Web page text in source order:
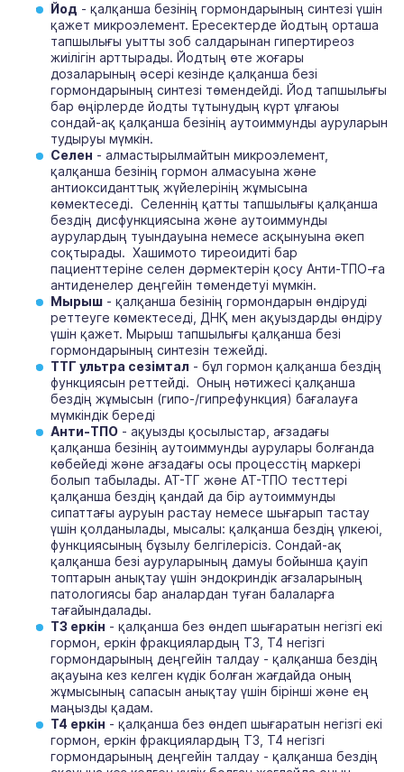
Йод - қалқанша безінің гормондарының синтезі үшін
қажет микроэлемент. Ересектерде йодтың орташа
тапшылығы уытты зоб салдарынан гипертиреоз
жиілігін арттырады. Йодтың өте жоғары
дозаларының әсері кезінде қалқанша безі
гормондарының синтезі төмендейді. Йод тапшылығы
бар өңірлерде йодты тұтынудың күрт ұлғаюы
сондай-ақ қалқанша безінің аутоиммунды ауруларын
тудыруы мүмкін.
Селен - алмастырылмайтын микроэлемент,
қалқанша безінің гормон алмасуына және
антиоксиданттық жүйелерінің жұмысына
көмектеседі. Селеннің қатты тапшылығы қалқанша
бездің дисфункциясына және аутоиммунды
аурулардың туындауына немесе асқынуына әкеп
соқтырады. Хашимото тиреоидиті бар
пациенттеріне селен дәрмектерін қосу Анти-ТПО-ға
антиденелер деңгейін төмендетуі мүмкін.
Мырыш - қалқанша безінің гормондарын өндіруді
реттеуге көмектеседі, ДНҚ мен ақуыздарды өндіру
үшін қажет. Мырыш тапшылығы қалқанша безі
гормондарының синтезін тежейді.
ТТГ ультра сезімтал - бұл гормон қалқанша бездің
функциясын реттейді. Оның нәтижесі қалқанша
бездің жұмысын (гипо-/гипрефункция) бағалауға
мүмкіндік береді
Анти-ТПО - ақуызды қосылыстар, ағзадағы
қалқанша безінің аутоиммунды аурулары болғанда
көбейеді және ағзадағы осы процесстің маркері
болып табылады. АТ-ТГ және АТ-ТПО тесттері
қалқанша бездің қандай да бір аутоиммунды
сипаттағы ауруын растау немесе шығарып тастау
үшін қолданылады, мысалы: қалқанша бездің үлкеюі,
функциясының бұзылу белгілерісіз. Сондай-ақ
қалқанша безі ауруларының дамуы бойынша қауіп
топтарын анықтау үшін эндокриндік ағзаларының
патологиясы бар аналардан туған балаларға
тағайындалады.
Т3 еркін - қалқанша без өндеп шығаратын негізгі екі
гормон, еркін фракциялардың Т3, Т4 негізгі
гормондарының деңгейін талдау - қалқанша бездің
ақауына кез келген күдік болған жағдайда оның
жұмысының сапасын анықтау үшін бірінші және ең
маңызды қадам.
Т4 еркін - қалқанша без өндеп шығаратын негізгі екі
гормон, еркін фракциялардың Т3, Т4 негізгі
гормондарының деңгейін талдау - қалқанша бездің